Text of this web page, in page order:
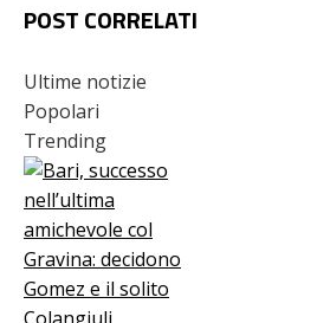
POST CORRELATI
Ultime notizie
Popolari
Trending